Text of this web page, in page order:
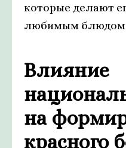
которые делают
любимым блюдом
Влияние
на
красного